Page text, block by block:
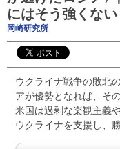
にはそう強くない
岡崎研究所
ウクライナ戦争の敗北
アが優勢となれば、そ
米国は過剰な楽観主義
ウクライナを支援し、